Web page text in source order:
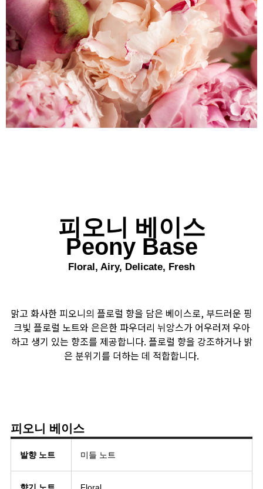
피오니 베이스
Peony Base
Floral, Airy, Delicate, Fresh
맑고 화사한 피오니의 플로럴 향을 담은 베이스로, 부드러운 핑
크빛 플로럴 노트와 은은한 파우더리 뉘앙스가 어우러져 우아
하고 생기 있는 향조를 제공합니다. 플로럴 향을 강조하거나 밝
은 분위기를 더하는 데 적합합니다.
피오니 베이스
발향 노트 미들 노트